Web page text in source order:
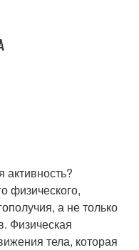
активность?
физического,
а не только
Физическая
тела, которая